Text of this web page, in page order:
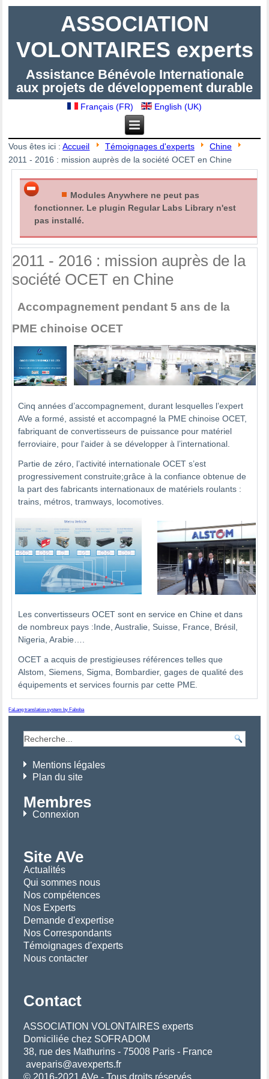
ASSOCIATION
VOLONTAIRES experts
Assistance Bénévole Internationale
aux projets de développement durable
Français (FR) English (UK)
Vous êtes ici :Accueil Témoignages d'experts
Chine
2011 - 2016 : mission auprès de la société OCET en Chine
Modules Anywhere ne peut pas
fonctionner. Le plugin Regular Labs Library n'est
pas installé.
2011 - 2016 : mission auprès de la
société OCET en Chine
Accompagnement pendant 5 ans de la
PME chinoise OCET
Cinq années d’accompagnement, durant lesquelles l’expert
AVe a formé, assisté et accompagné la PME chinoise OCET,
fabriquant de convertisseurs de puissance pour matériel
ferroviaire, pour l'aider à se développer à l’international.
Partie de zéro, l’activité internationale OCET s’est
progressivement construite;grâce à la confiance obtenue de
la part des fabricants internationaux de matériels roulants :
trains, métros, tramways, locomotives.
Les convertisseurs OCET sont en service en Chine et dans
de nombreux pays :Inde, Australie, Suisse, France, Brésil,
Nigeria, Arabie….
OCET a acquis de prestigieuses références telles que
Alstom, Siemens, Sigma, Bombardier, gages de qualité des
équipements et services fournis par cette PME.
FaLang translation system by Faboba
Mentions légales
Plan du site
Membres
Connexion
Site AVe
Actualités
Qui sommes nous
Nos compétences
Nos Experts
Demande d'expertise
Nos Correspondants
Témoignages d'experts
Nous contacter
Contact
ASSOCIATION VOLONTAIRES experts
Domiciliée chez SOFRADOM
38, rue des Mathurins - 75008 Paris - France
aveparis@avexperts.fr
© 2016-2021 AVe - Tous droits réservés